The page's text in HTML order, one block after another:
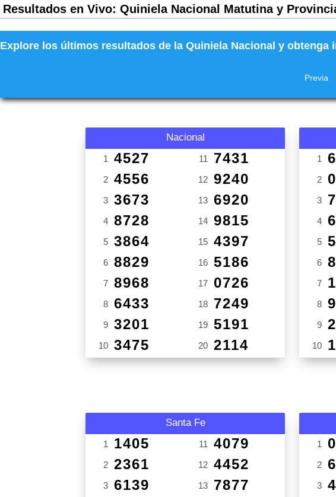
Resultados en Vivo: Quiniela Nacional Matutina y
Explore los últimos resultados de la Quiniela Nacional y
Previa
Nacional
1 4527
2 4556
3 3673
4 8728
5 3864
6 8829
7 8968
8 6433
9 3201
10 3475
11 7431
12 9240
13 6920
14 9815
15 4397
16 5186
17 0726
18 7249
19 5191
20 2114
1
2
3
4
5
6
7
8
9
10
Santa Fe
1 1405
2 2361
3 6139
11 4079
12 4452
13 7877
1
2
3